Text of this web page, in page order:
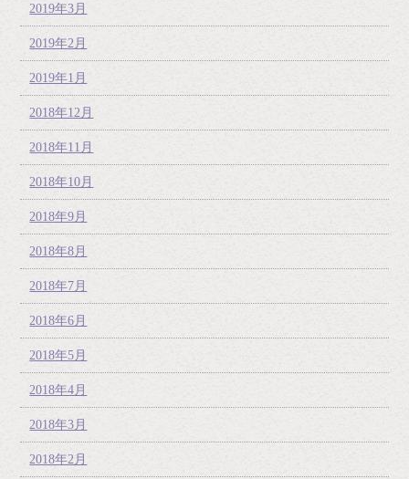
2019年3月
2019年2月
2019年1月
2018年12月
2018年11月
2018年10月
2018年9月
2018年8月
2018年7月
2018年6月
2018年5月
2018年4月
2018年3月
2018年2月